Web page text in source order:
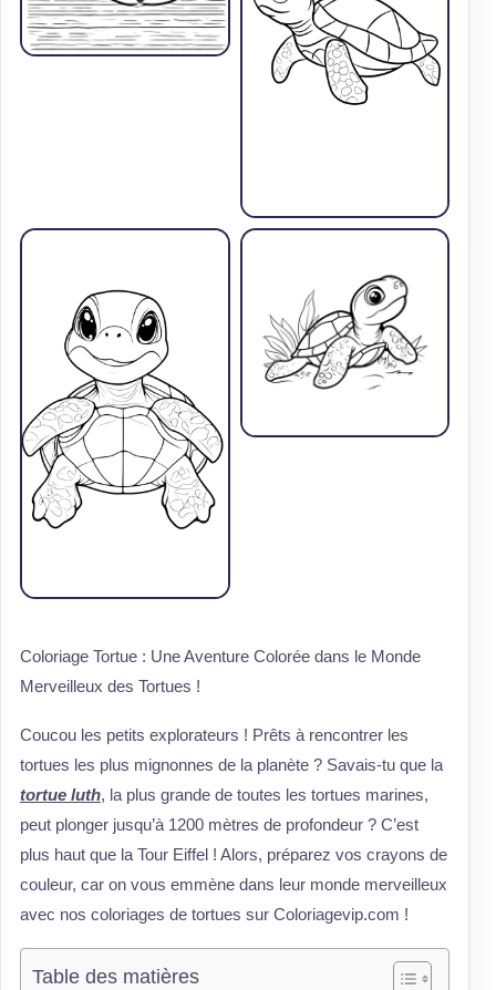
Coloriage Tortue : Une Aventure Colorée dans le Monde
Merveilleux des Tortues !
Coucou les petits explorateurs ! Prêts à rencontrer les
tortues les plus mignonnes de la planète ? Savais-tu que la
tortue luth, la plus grande de toutes les tortues marines,
peut plonger jusqu’à 1200 mètres de profondeur ? C’est
plus haut que la Tour Eiffel ! Alors, préparez vos crayons de
couleur, car on vous emmène dans leur monde merveilleux
avec nos coloriages de tortues sur Coloriagevip.com !
Table des matières